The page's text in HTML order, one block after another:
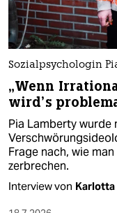
Sozialpsychologin
„Wenn
wird’s
Pia Lamberty wurde
Frage nach, wie
zerbrechen.
Interview von